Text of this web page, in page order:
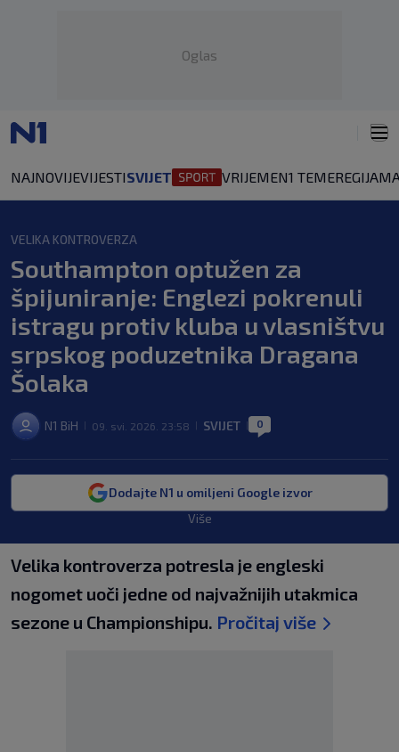
Oglas
NAJNOVIJEVIJESTISVIJET VRIJEMEN1 TEMEREGIJA
VELIKA KONTROVERZA
Southampton optužen za
špijuniranje: Englezi pokrenuli
istragu protiv kluba u vlasništvu
srpskog poduzetnika Dragana
Šolaka
N1 BiH 09. svi. 2026. 23:58 SVIJET 0
Dodajte N1 u omiljeni Google izvor
Više
Velika kontroverza potresla je engleski
nogomet uoči jedne od najvažnijih utakmica
sezone u Championshipu. Pročitaj više